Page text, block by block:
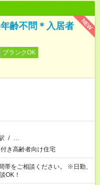
NEW
齢不問＊入居者
ブランクOK
/ …
き高齢者向け住宅
OK！